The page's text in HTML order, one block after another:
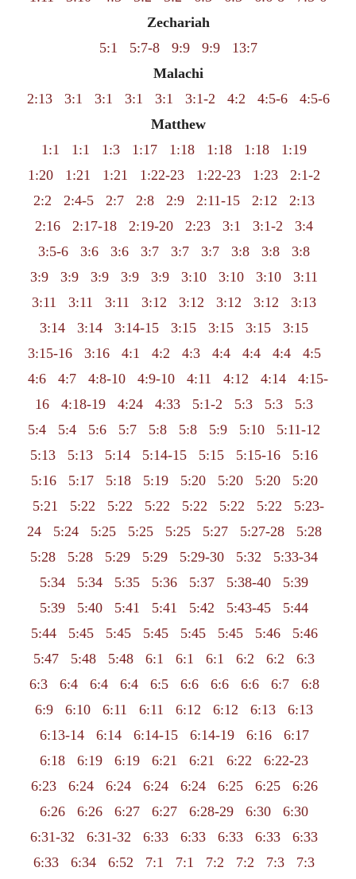
Zechariah
5:1
5:7-8 9:9 9:9
13:7
Malachi
2:13
3:1 3:1 3:1 3:1 3:1-2 4:2 4:5-6
4:5-6
Matthew
1:1
1:1 1:3 1:17 1:18 1:18 1:18
1:19
1:20
1:21 1:21 1:22-23 1:22-23 1:23
2:1-2
2:2
2:4-5 2:7 2:8 2:9 2:11-15 2:12
2:13
2:16
2:17-18 2:19-20 2:23 3:1 3:1-2
3:4
3:5-6
3:6 3:6 3:7 3:7 3:7 3:8 3:8
3:8
3:9
3:9 3:9 3:9 3:9 3:10 3:10 3:10
3:11
3:11
3:11 3:11 3:12 3:12 3:12 3:12
3:13
3:14
3:14 3:14-15 3:15 3:15 3:15
3:15
3:15-16
3:16 4:1 4:2 4:3 4:4 4:4 4:4
4:5
4:6
4:7 4:8-10 4:9-10 4:11 4:12 4:14
4:15-
16
4:18-19 4:24 4:33 5:1-2 5:3 5:3
5:3
5:4
5:4 5:6 5:7 5:8 5:8 5:9 5:10
5:11-12
5:13
5:13 5:14 5:14-15 5:15 5:15-16
5:16
5:16
5:17 5:18 5:19 5:20 5:20 5:20
5:20
5:21
5:22 5:22 5:22 5:22 5:22 5:22
5:23-
24
5:24 5:25 5:25 5:25 5:27 5:27-28
5:28
5:28
5:28 5:29 5:29 5:29-30 5:32
5:33-34
5:34
5:34 5:35 5:36 5:37 5:38-40
5:39
5:39
5:40 5:41 5:41 5:42 5:43-45
5:44
5:44
5:45 5:45 5:45 5:45 5:45 5:46
5:46
5:47
5:48 5:48 6:1 6:1 6:1 6:2 6:2
6:3
6:3
6:4 6:4 6:4 6:5 6:6 6:6 6:6 6:7
6:8
6:9
6:10 6:11 6:11 6:12 6:12 6:13
6:13
6:13-14
6:14 6:14-15 6:14-19 6:16
6:17
6:18
6:19 6:19 6:21 6:21 6:22
6:22-23
6:23
6:24 6:24 6:24 6:24 6:25 6:25
6:26
6:26
6:26 6:27 6:27 6:28-29 6:30
6:30
6:31-32
6:31-32 6:33 6:33 6:33 6:33
6:33
6:33
6:34 6:52 7:1 7:1 7:2 7:2 7:3
7:3